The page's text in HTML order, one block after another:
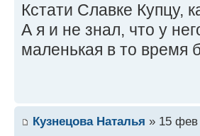
Кстати Славке
А я и не знал, что у
маленькая в то время
Кузнецова Наталья » 15 фев